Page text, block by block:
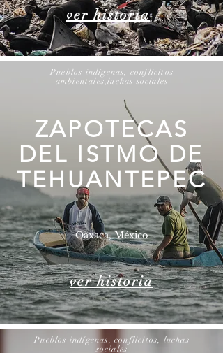
ver historia
Pueblos indígenas, conflicitos
ambientales,luchas sociales
ZAPOTECAS
DEL ISTMO DE
TEHUANTEPEC
Oaxaca, México
ver historia
Pueblos indígenas, conflicitos, luchas
sociales